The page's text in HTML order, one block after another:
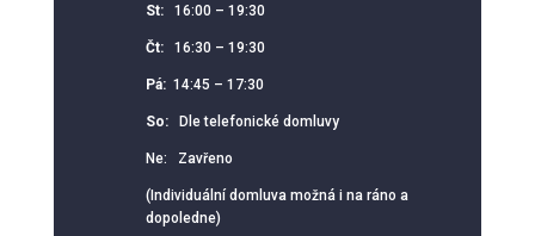
St: 16:00 – 19:30
Čt: 16:30 – 19:30
Pá:14:45 – 17:30
So: Dle telefonické domluvy
Ne: Zavřeno
(Individuální domluva možná i na ráno a
dopoledne)